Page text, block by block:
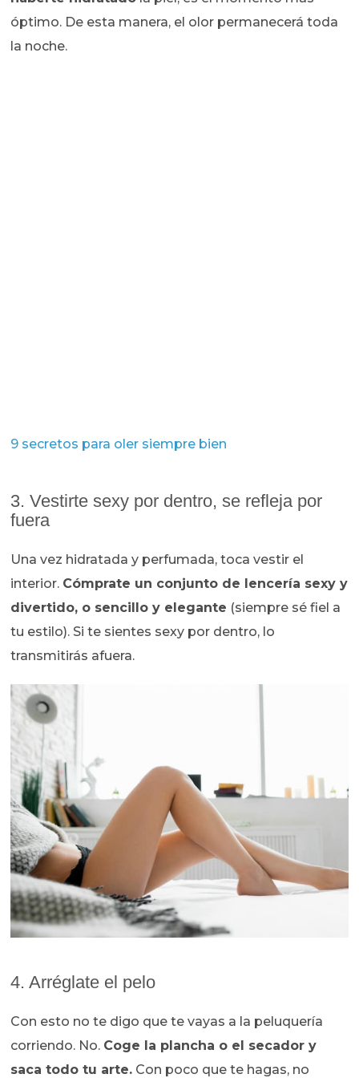
óptimo. De esta manera, el olor permanecerá toda
la noche.
9 secretos para oler siempre bien
3. Vestirte sexy por dentro, se refleja por
fuera
Una vez hidratada y perfumada, toca vestir el
interior. Cómprate un conjunto de lencería sexy y
divertido, o sencillo y elegante (siempre sé fiel a
tu estilo). Si te sientes sexy por dentro, lo
transmitirás afuera.
4. Arréglate el pelo
Con esto no te digo que te vayas a la peluquería
corriendo. No. Coge la plancha o el secador y
saca todo tu arte. Con poco que te hagas, no